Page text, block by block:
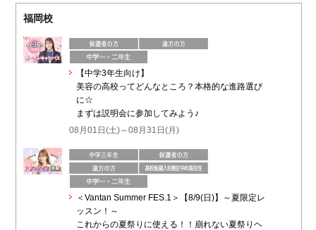
福岡校
【中学3年生向け】
美容の高校ってどんなところ？本格的な進路選び
に☆
まずは説明会に参加してみよう♪
08月01日(土)～08月31日(月)
＜Vantan Summer FES.1＞【8/9(日)】～夏限定レ
ッスン！～
これからの夏祭りに使える！！崩れない夏祭りヘ